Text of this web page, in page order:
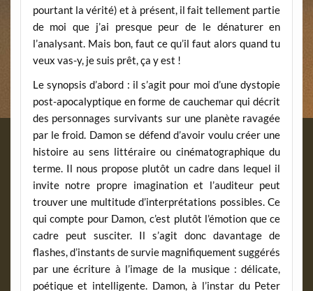
pourtant la vérité) et à présent, il fait tellement partie
de moi que j’ai presque peur de le dénaturer en
l’analysant. Mais bon, faut ce qu’il faut alors quand tu
veux vas-y, je suis prêt, ça y est !
Le synopsis d’abord : il s’agit pour moi d’une dystopie
post-apocalyptique en forme de cauchemar qui décrit
des personnages survivants sur une planète ravagée
par le froid. Damon se défend d’avoir voulu créer une
histoire au sens littéraire ou cinématographique du
terme. Il nous propose plutôt un cadre dans lequel il
invite notre propre imagination et l’auditeur peut
trouver une multitude d’interprétations possibles. Ce
qui compte pour Damon, c’est plutôt l’émotion que ce
cadre peut susciter. Il s’agit donc davantage de
flashes, d’instants de survie magnifiquement suggérés
par une écriture à l’image de la musique : délicate,
poétique et intelligente. Damon, à l’instar du Peter